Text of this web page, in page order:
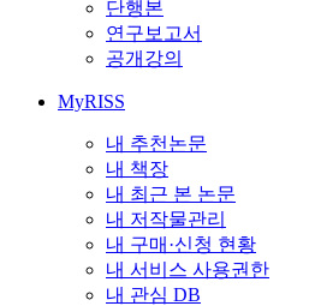
단행본
연구보고서
공개강의
MyRISS
내 추천논문
내 책장
내 최근 본 논문
내 저작물관리
내 구매·신청 현황
내 서비스 사용권한
내 관심 DB